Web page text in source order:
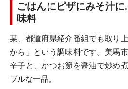
ごはんにピザにみそ汁
味料
某、都道府県紹介番組でも取り
から」という調味料です。美馬
辛子と、かつお節を醤油で炒め
プルな一品。